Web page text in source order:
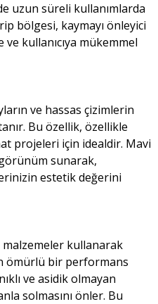
uzun süreli kullanımlarda
bölgesi, kaymayı önleyici
kullanıcıya mükemmel
ve hassas çizimlerin
Bu özellik, özellikle
projeleri için idealdir. Mavi
sunarak,
estetik değerini
kullanarak
ömürlü bir performans
ve asidik olmayan
solmasını önler. Bu